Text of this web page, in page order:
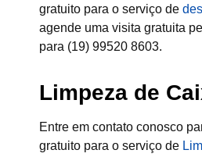
gratuito para o serviço de
agende uma visita gratuita
para (19) 99520 8603.
Limpeza de
Entre em contato conosco
gratuito para o serviço de